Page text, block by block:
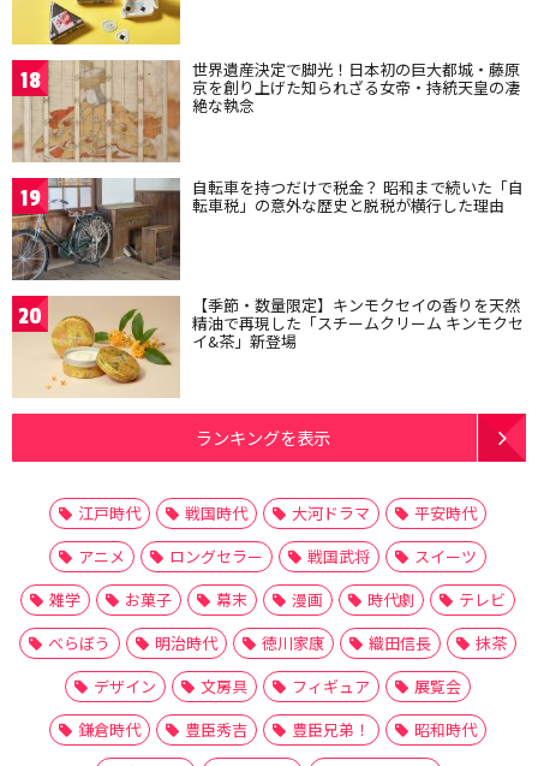
18 世界遺産決定で脚光！日本初の巨大都城・藤原
京を創り上げた知られざる女帝・持統天皇の凄
絶な執念
19 自転車を持つだけで税金？ 昭和まで続いた「自
転車税」の意外な歴史と脱税が横行した理由
20 【季節・数量限定】キンモクセイの香りを天然
精油で再現した「スチームクリーム キンモクセ
イ&茶」新登場
ランキングを表示
江戸時代 戦国時代 大河ドラマ
平安時代
アニメ
ロングセラー 戦国武将
スイーツ
雑学
お菓子 幕末 漫画 時代劇
テレビ
べらぼう
明治時代 徳川家康 織田信長
抹茶
デザイン
文房具 フィギュア
展覧会
鎌倉時代
豊臣秀吉 豊臣兄弟！
昭和時代